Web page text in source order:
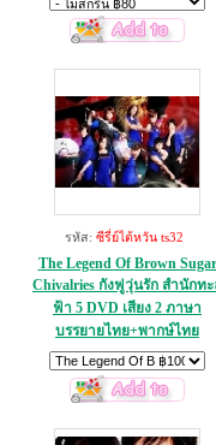
รหัส: ซีรี่ย์ไต้หวัน ts32
The Legend Of Brown Sugar
Chivalries กังฟูวุ่นรัก สำนักท
ฟ้า 5 DVD เสียง 2 ภาษา
บรรยายไทย+พากษ์ไทย